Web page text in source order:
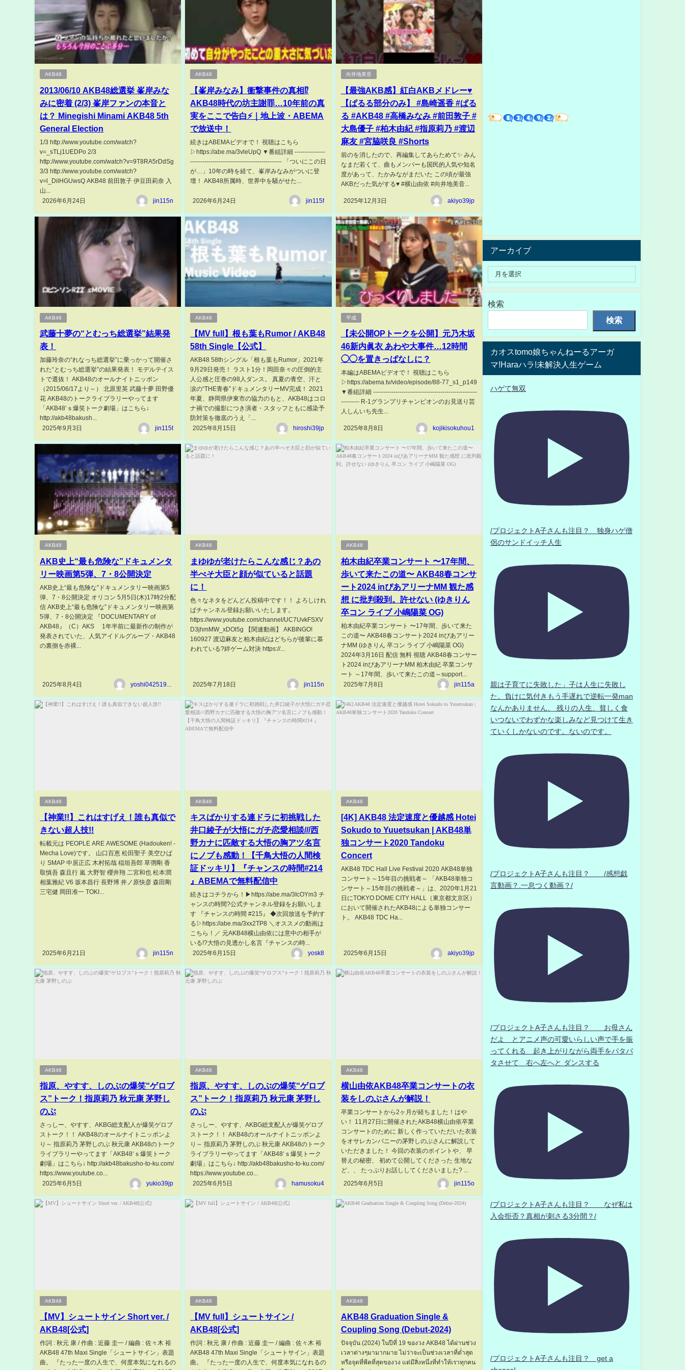
AKB48
2013/06/10 AKB48総選挙 峯岸みな
みに密着 (2/3) 峯岸ファンの本音と
は？ Minegishi Minami AKB48 5th
General Election
1/3 http://www.youtube.com/watch?
v=_sTLj1UEDPo 2/3
http://www.youtube.com/watch?v=9T8RA5rDdSg
3/3 http://www.youtube.com/watch?
v=l_DilHGUwsQ AKB48 前田敦子 伊豆田莉奈 入
山...
2026年6月24日
jin115n
AKB48
【峯岸みなみ】衝撃事件の真相⁉️
AKB48時代の坊主謝罪…10年前の真
実をここで告白⚡️｜地上波・ABEMA
で放送中！
続きはABEMAビデオで！ 視聴はこちら
▷https://abe.ma/3vleUpQ ▼番組詳細 ---------------
--------------------------------------------- 「ついにこの日
が…」10年の時を経て、峯岸みなみがついに登
壇！ AKB48所属時、世界中を騒がせた...
2026年6月24日 jin115f
向井地美音
【最強AKB感】紅白AKBメドレー♥
【ぱるる部分のみ】 #島崎遥香 #ぱる
る #AKB48 #高橋みなみ #前田敦子 #
大島優子 #柏木由紀 #指原莉乃 #渡辺
麻友 #宮脇咲良 #Shorts
前のを消したので、再編集してあらためて✨ みん
なまだ若くて、曲もメンバーも国民的人気や知名
度があって、たかみながまだいた この頃が最強
AKBだった気がする♥ #横山由依 #向井地美音...
2025年12月3日 akiyo39jp
AKB48
武藤十夢の“とむっち総選挙”結果発
表！
加藤玲奈の“れなっち総選挙”に乗っかって開催さ
れた“とむっち総選挙”の結果発表！ モデルテイス
トで選抜！ AKB48のオールナイトニッポン
（2015/06/17より～） 北原里英 武藤十夢 田野優
花 AKB48のトークライブラリーやってます
「AKB48‘ｓ爆笑トーク劇場」はこちら↓
http://akb48bakush...
2025年9月3日
jin115t
AKB48
【MV full】根も葉もRumor / AKB48
58th Single【公式】
AKB48 58thシングル「根も葉もRumor」2021年
9月29日発売！ ラスト1分！岡田奈々の圧倒的主
人公感と圧巻の98人ダンス。 真夏の青空、汗と
涙の“THE青春”ドキュメンタリーMV完成！ 2021
年夏、静岡県伊東市の協力のもと、AKB48はコロ
ナ禍での撮影につき演者・スタッフともに感染予
防対策を徹底のうえ「...
2025年8月15日
hiroshi39jp
平成
【未公開OPトークを公開】元乃木坂
46新内眞衣 あわや大事件…12時間
◯◯を置きっぱなしに？
本編はABEMAビデオで！ 視聴はこちら
▷https://abema.tv/video/episode/88-77_s1_p149
▼番組詳細 ---------------------------------------------------
--------- R-1グランプリチャンピオンのお見送り芸
人しんいち先生...
2025年8月8日 kojikisokuhou1
AKB48
AKB史上“最も危険な”ドキュメンタ
リー映画第5弾、7・8公開決定
AKB史上“最も危険な”ドキュメンタリー映画第5
弾、7・8公開決定 オリコン 5月5日(木)17時2分配
信 AKB史上“最も危険な”ドキュメンタリー映画第
5弾、7・8公開決定 『DOCUMENTARY of
AKB48』（C）AKS 1年半前に最新作の制作が
発表されていた、人気アイドルグループ・AKB48
の裏側を赤裸...
2025年8月4日
AKB48
まゆゆが老けたらこんな感じ？あの
半べそ大臣と顔が似ていると話題
に！
色々なネタをどんどん投稿中です！！ よろしけれ
ばチャンネル登録お願いいたします。
https://www.youtube.com/channel/UC7UvkFSXV
D3jhmMW_xDOl5g 【関連動画】 AKBINGO!
160927 渡辺麻友と柏木由紀はどちらが後輩に慕
われている?絆ゲーム対決 https://...
2025年7月18日 jin115n
AKB48
柏木由紀卒業コンサート 〜17年間、
歩いて来たこの道〜 AKB48春コンサ
ート2024 inぴあアリーナMM 観た感
想 に批判殺到。許せない (ゆきりん
卒コン ライブ 小嶋陽菜 OG)
柏木由紀卒業コンサート 〜17年間、歩いて来た
この道〜 AKB48春コンサート2024 inぴあアリー
ナMM (ゆきりん 卒コン ライブ 小嶋陽菜 OG)
2024年3月16日 配信 無料 視聴 AKB48春コンサー
ト2024 inぴあアリーナMM 柏木由紀 卒業コンサ
ート ～17年間、歩いて来たこの道～support...
2025年7月8日
jin115a
AKB48
【神業!!】これはすげえ！誰も真似で
きない超人技!!
転載元は PEOPLE ARE AWESOME (Hadouken! -
Mecha Love)です。 山口百恵 松田聖子 美空ひば
り SMAP 中居正広 木村拓哉 稲垣吾郎 草彅剛 香
取慎吾 森且行 嵐 大野智 櫻井翔 二宮和也 松本潤
相葉雅紀 V6 坂本昌行 長野博 井ノ原快彦 森田剛
三宅健 岡田准一 TOKI...
2025年6月21日 jin115n
AKB48
キスばかりする連ドラに初挑戦した
井口綾子が大悟にガチ恋愛相談///西
野カナに匹敵する大悟の胸アツ名言
にノブも感動！【千鳥大悟の人間検
証ドッキリ】『チャンスの時間#214
』ABEMAで無料配信中
続きはコチラから！▶https://abe.ma/3IcOYm3 チ
ャンスの時間?公式チャンネル登録をお願いしま
す 『チャンスの時間 #215』 ◆次回放送を予約す
る▷https://abe.ma/3xx2TP8 ＼オススメの動画は
こちら！／ 元AKB48横山由依には意中の相手が
いる!?大悟の見透かし名言『チャンスの時...
2025年6月15日
yosk8
AKB48
[4K] AKB48 法定速度と優越感 Hotei
Sokudo to Yuuetsukan | AKB48単
独コンサート2020 Tandoku
Concert
AKB48 TDC Hall Live Festival 2020 AKB48単独
コンサート～15年目の挑戦者～ 「AKB48単独コ
ンサート～15年目の挑戦者～」は、2020年1月21
日にTOKYO DOME CITY HALL（東京都文京区）
において開催されたAKB48による単独コンサー
ト。 AKB48 TDC Ha...
2025年6月15日 akiyo39jp
AKB48
指原、やすす、しのぶの爆笑“ゲロブ
ス”トーク！指原莉乃 秋元康 茅野し
のぶ
さっしー、やすす、AKBG総支配人が爆笑ゲロブ
ストーク！！ AKB48のオールナイトニッポンよ
り～ 指原莉乃 茅野しのぶ 秋元康 AKB48のトーク
ライブラリーやってます「AKB48‘ｓ爆笑トーク
劇場」はこちら↓ http://akb48bakusho-to-ku.com/
https://www.youtube.co...
2025年6月5日
yukio39jp
AKB48
指原、やすす、しのぶの爆笑“ゲロブ
ス”トーク！指原莉乃 秋元康 茅野し
のぶ
さっしー、やすす、AKBG総支配人が爆笑ゲロブ
ストーク！！ AKB48のオールナイトニッポンよ
り～ 指原莉乃 茅野しのぶ 秋元康 AKB48のトーク
ライブラリーやってます「AKB48‘ｓ爆笑トーク
劇場」はこちら↓ http://akb48bakusho-to-ku.com/
https://www.youtube.co...
2025年6月5日
hamusoku4
AKB48
横山由依AKB48卒業コンサートの衣
装をしのぶさんが解説！
卒業コンサートから2ヶ月が経ちました！はや
い！ 11月27日に開催されたAKB48横山由依卒業
コンサートのために 新しく作っていただいた衣装
をオサレカンパニーの茅野しのぶさんに解説して
いただきました！ 今回の衣装のポイントや、 早
替えの秘密、 初めて公開してくださった 生地な
ど、、 たっぷりお話ししてくださいました? ...
2025年6月5日 jin115o
AKB48
【MV】シュートサイン Short ver. /
AKB48[公式]
作詞 : 秋元 康 / 作曲 : 近藤 圭一 / 編曲 : 佐々木 裕
AKB48 47th Maxi Single「シュートサイン」表題
曲。 『たった一度の人生で、何度本気になれるの
AKB48
【MV full】シュートサイン /
AKB48[公式]
作詞 : 秋元 康 / 作曲 : 近藤 圭一 / 編曲 : 佐々木 裕
AKB48 47th Maxi Single「シュートサイン」表題
曲。 『たった一度の人生で、何度本気になれるの
AKB48
AKB48 Graduation Single &​
Coupling Song (Debut-2024)
ปัจจุบัน (2024) ในปีที่ 19 ของวง AKB48 ได้ผ่านช่วง
เวลาต่างๆมามากมาย ไม่ว่าจะเป็นช่วงเวลาที่ต่ำสุด
หรือจุดที่พีคที่สุดของวง แต่มีสิ่งหนึ่งที่ทำให้เราทุกคน
アーカイブ
検索
検索
カオスtomo娘ちゃんねーるアーガ
マ!Haraハラ!未解決人生ゲーム
ハゲて無双
/プロジェクトA子さんも注目？ 独身ハゲ僧
侶のサンドイッチ人生
親は子育てに失敗した」子は人生に失敗し
た。負けに気付きもう手遅れで逆転一発man
なんかありません、 残りの人生、貧しく食
いつないでわずかな楽しみなど見つけて生き
ていくしかないのです。ないのです。
/プロジェクトA子さんも注目？ /感想戯
言動画？.一息つく動画？/
/プロジェクトA子さんも注目？ お母さん
だよ とアニメ声の可愛いらしい声で手を振
ってくれる 起き上がりながら両手をパタパ
タさせて 右へ左へと ダンスする
/プロジェクトA子さんも注目？ なぜ私は
入会拒否？真相が刺さる3分間？/
/プロジェクトA子さんも注目？ get a